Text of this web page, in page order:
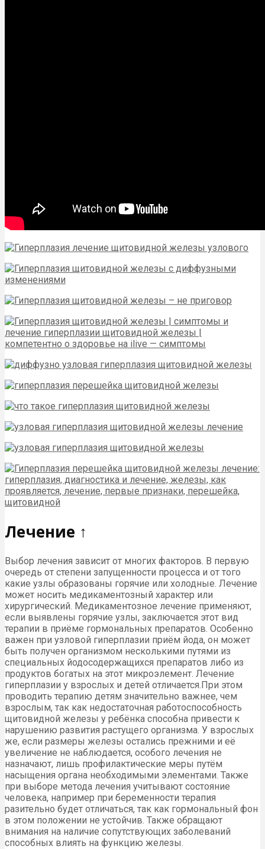
Лечение ↑
Выбор лечения зависит от многих факторов. В первую
очередь от степени запущенности процесса и от того
какие узлы образованы горячие или холодные. Лечение
может носить медикаментозный характер или
хирургический. Медикаментозное лечение применяют,
если выявлены горячие узлы, заключается этот вид
терапии в приёме гормональных препаратов. Особенно
важен при узловой гиперплазии приём йода, он может
быть получен организмом несколькими путями из
специальных йодосодержащихся препаратов либо из
продуктов богатых на этот микроэлемент. Лечение
гиперплазии у взрослых и детей отличается.При этом
проводить терапию детям значительно важнее, чем
взрослым, так как недостаточная работоспособность
щитовидной железы у ребёнка способна привести к
нарушению развития растущего организма. У взрослых
же, если размеры железы остались прежними и её
увеличение не наблюдается, особого лечения не
назначают, лишь профилактические меры путём
насыщения органа необходимыми элементами. Также
при выборе метода лечения учитывают состояние
человека, например при беременности терапия
разительно будет отличаться, так как гормональный фон
в этом положении не устойчив. Также обращают
внимания на наличие сопутствующих заболеваний
способных влиять на функцию железы.